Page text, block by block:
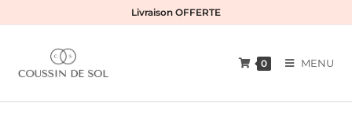
to
Livraison OFFERTE
0 MENU